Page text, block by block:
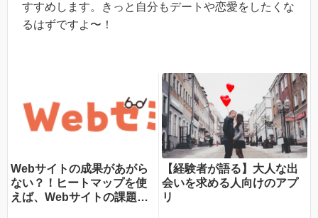
すすめします。きっと自分もデートや恋愛をしたくな
るはずですよ〜！
Webサイトの成果があがら
ない？！ヒートマップを使
えば、Webサイトの課題が
【経験者が語る】大人な出
会いを求める人向けのアプ
リ